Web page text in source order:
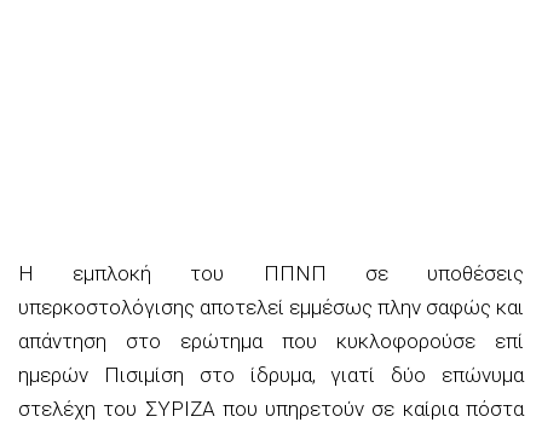
Η εμπλοκή του ΠΠΝΠ σε υποθέσεις
υπερκοστολόγισης αποτελεί εμμέσως πλην σαφώς και
απάντηση στο ερώτημα που κυκλοφορούσε επί
ημερών Πισιμίση στο ίδρυμα, γιατί δύο επώνυμα
στελέχη του ΣΥΡΙΖΑ που υπηρετούν σε καίρια πόστα